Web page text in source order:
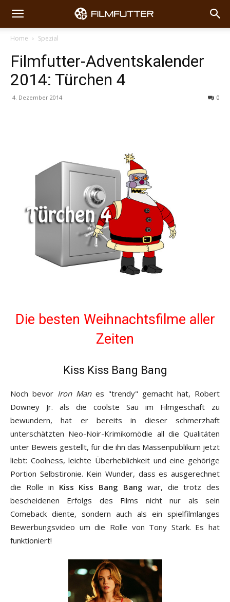
Home Spezial
Filmfutter-Adventskalender
2014: Türchen 4
4. Dezember 2014 0
Die besten Weihnachtsfilme aller
Zeiten
Kiss Kiss Bang Bang
Noch bevor Iron Manes "trendy" gemacht hat, Robert
Downey Jr. als die coolste Sau im Filmgeschäft zu
bewundern, hat er bereits in dieser schmerzhaft
unterschätzten Neo-Noir-Krimikomödie all die Qualitäten
unter Beweis gestellt, für die ihn das Massenpublikum jetzt
liebt: Coolness, leichte Überheblichkeit und eine gehörige
Portion Selbstironie. Kein Wunder, dass es ausgerechnet
die Rolle in Kiss Kiss Bang Bang war, die trotz des
bescheidenen Erfolgs des Films nicht nur als sein
Comeback diente, sondern auch als ein spielfilmlanges
Bewerbungsvideo um die Rolle von Tony Stark. Es hat
funktioniert!